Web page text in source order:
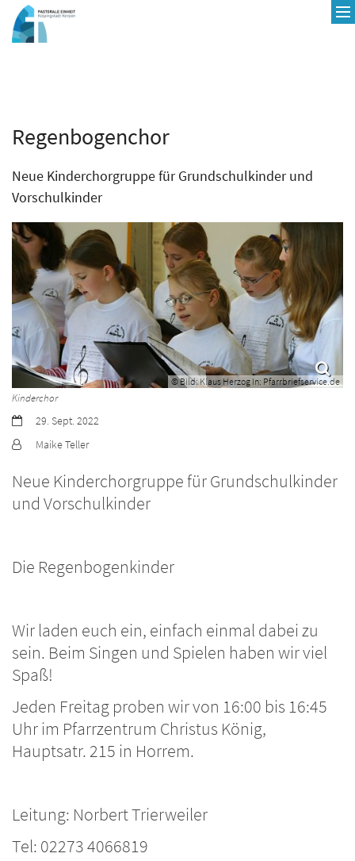
Zum Inhalt springen
Regenbogenchor
Neue Kinderchorgruppe für Grundschulkinder und
Vorschulkinder
© Bild: Klaus Herzog In: Pfarrbriefservice.de
Kinderchor
Datum:29. Sept. 2022
Von:
Maike Teller
Neue Kinderchorgruppe für Grundschulkinder
und Vorschulkinder
Die Regenbogenkinder
Wir laden euch ein, einfach einmal dabei zu
sein. Beim Singen und Spielen haben wir viel
Spaß!
Jeden Freitag proben wir von 16:00 bis 16:45
Uhr im Pfarrzentrum Christus König,
Hauptsatr. 215 in Horrem.
Leitung: Norbert Trierweiler
Tel: 02273 4066819